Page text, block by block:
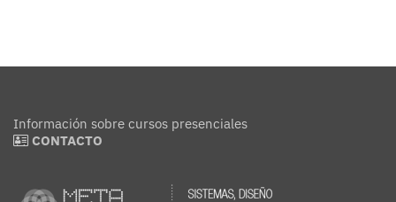
Información sobre cursos presenciales
CONTACTO